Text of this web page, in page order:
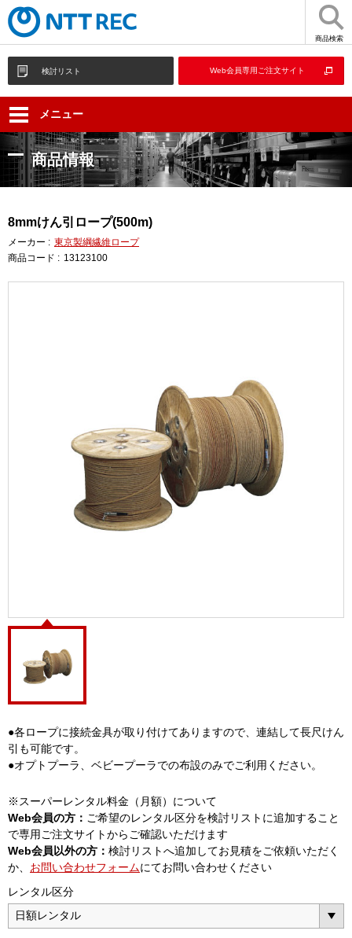
商品検索
検討リスト Web会員専用ご注文サイト
メニュー
商品情報
8mmけん引ロープ(500m)
メーカー : 東京製綱繊維ロープ
商品コード : 13123100
●各ロープに接続金具が取り付けてありますので、連結して長尺けん
引も可能です。
●オプトプーラ、ベビープーラでの布設のみでご利用ください。
※スーパーレンタル料金（月額）について
Web会員の方： ご希望のレンタル区分を検討リストに追加すること
で専用ご注文サイトからご確認いただけます
Web会員以外の方： 検討リストへ追加してお見積をご依頼いただく
か、 お問い合わせフォームにてお問い合わせください
レンタル区分